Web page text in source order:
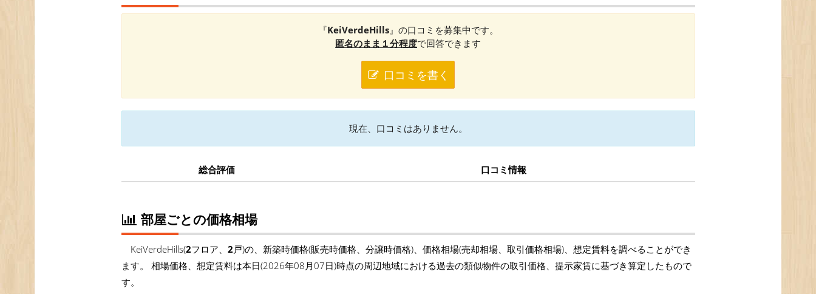
『KeiVerdeHills』の口コミを募集中です。
匿名のまま１分程度で回答できます
口コミを書く
現在、口コミはありません。
総合評価 口コミ情報
部屋ごとの価格相場
KeiVerdeHills(2フロア、 2戸)の、新築時価格(販売時価格、分譲時価格)、価格相場(売却相場、取引価格相場)、想定賃料を調べることができ
ます。 相場価格、想定賃料は本日(2026年08月07日)時点の周辺地域における過去の類似物件の取引価格、提示家賃に基づき算定したもので
す。